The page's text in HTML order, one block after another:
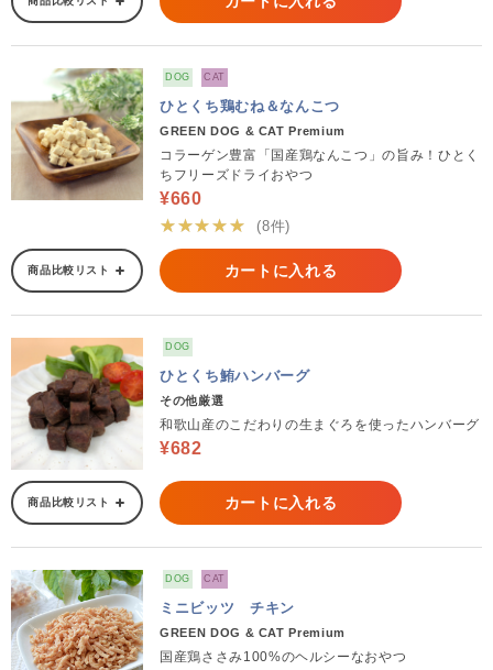
DOG CAT
ひとくち鶏むね＆なんこつ
GREEN DOG & CAT Premium
コラーゲン豊富「国産鶏なんこつ」の旨み！ひとく
ちフリーズドライおやつ
¥660
★★★★★
(8件)
商品比較リスト カートに入れる
DOG
ひとくち鮪ハンバーグ
その他厳選
和歌山産のこだわりの生まぐろを使ったハンバーグ
¥682
商品比較リスト カートに入れる
DOG CAT
ミニビッツ チキン
GREEN DOG & CAT Premium
国産鶏ささみ100%のヘルシーなおやつ